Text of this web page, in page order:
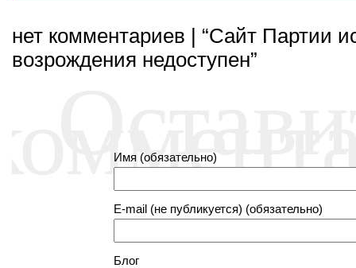
нет комментариев | “Сайт Партии
возрождения недоступен”
Имя (обязательно)
E-mail (не публикуется) (обязательно)
Блог